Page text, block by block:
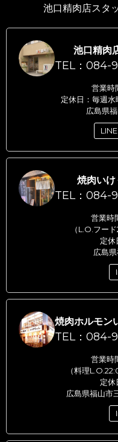
池口精肉店スタ
池口精肉
TEL：084-
営業時
定休日：毎週水
広島県
LINE
焼肉いけ
TEL：084-
営業時
（L.O.フー
定休
広島
焼肉ホルモン
TEL：084-
営業時
（料理
定休
広島県福山市